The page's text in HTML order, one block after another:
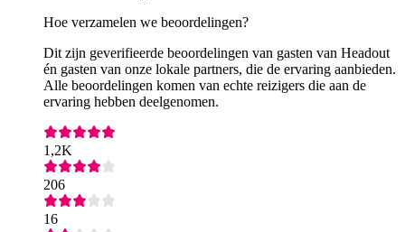
Hoe verzamelen we beoordelingen?
Dit zijn geverifieerde beoordelingen van gasten van Headout
én gasten van onze lokale partners, die de ervaring aanbieden.
Alle beoordelingen komen van echte reizigers die aan de
ervaring hebben deelgenomen.
1,2K
206
16